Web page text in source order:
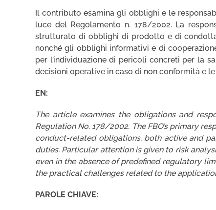
Il contributo esamina gli obblighi e le
luce del Regolamento n. 178/2002. La
strutturato di obblighi di prodotto e di
nonché gli obblighi informativi e di
per l’individuazione di pericoli concreti per la
decisioni operative in caso di non conformità e
EN:
The article examines the obligations and
Regulation No. 178/2002. The FBO’s primary
conduct-related obligations, both active and
duties. Particular attention is given to risk
even in the absence of predefined regulatory
the practical challenges related to the
PAROLE CHIAVE: